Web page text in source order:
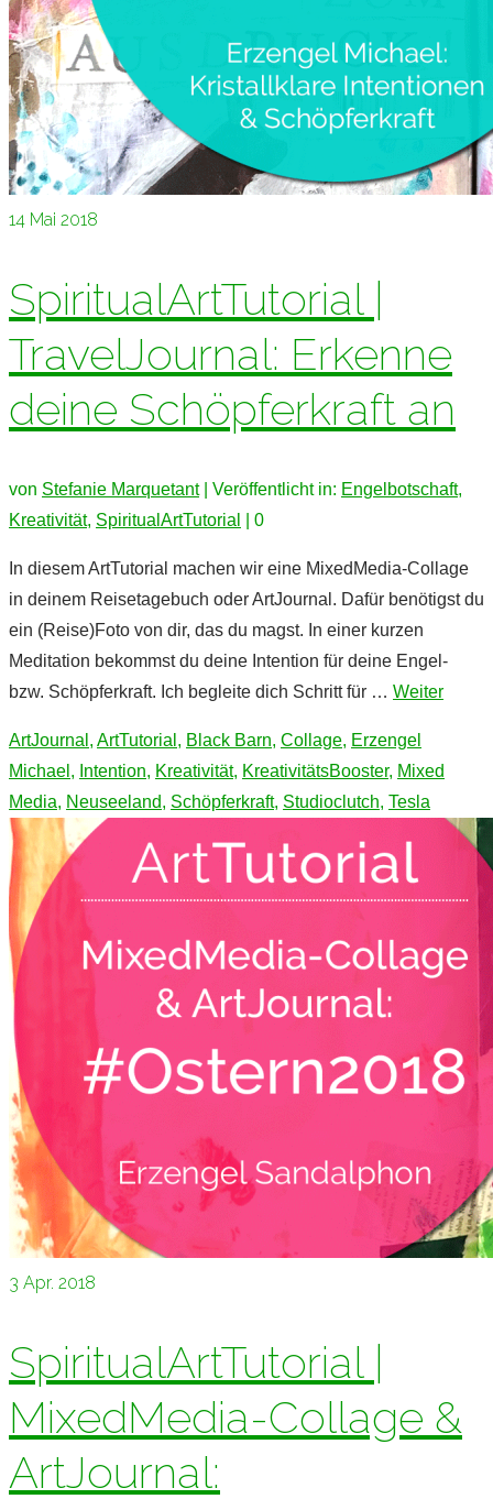
14 Mai 2018
SpiritualArtTutorial |
TravelJournal: Erkenne
deine Schöpferkraft an
von Stefanie Marquetant| Veröffentlicht in: Engelbotschaft,
Kreativität, SpiritualArtTutorial 0
In diesem ArtTutorial machen wir eine MixedMedia-Collage
in deinem Reisetagebuch oder ArtJournal. Dafür benötigst du
ein (Reise)Foto von dir, das du magst. In einer kurzen
Meditation bekommst du deine Intention für deine Engel-
bzw. Schöpferkraft. Ich begleite dich Schritt für … Weiter
ArtJournal , ArtTutorial , Black Barn, Collage, Erzengel
Michael , Intention, Kreativität, KreativitätsBooster, Mixed
Media, Neuseeland, Schöpferkraft, Studioclutch, Tesla
3 Apr. 2018
SpiritualArtTutorial |
MixedMedia-Collage &
ArtJournal: